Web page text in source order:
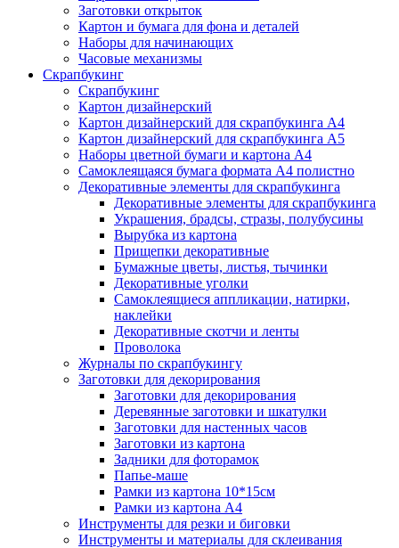
Заготовки открыток
Картон и бумага для фона и деталей
Наборы для начинающих
Часовые механизмы
Скрапбукинг
Скрапбукинг
Картон дизайнерский
Картон дизайнерский для скрапбукинга А4
Картон дизайнерский для скрапбукинга А5
Наборы цветной бумаги и картона А4
Самоклеящаяся бумага формата А4 полистно
Декоративные элементы для скрапбукинга
Декоративные элементы для скрапбукинга
Украшения, брадсы, стразы, полубусины
Вырубка из картона
Прищепки декоративные
Бумажные цветы, листья, тычинки
Декоративные уголки
Самоклеящиеся аппликации, натирки,
наклейки
Декоративные скотчи и ленты
Проволока
Журналы по скрапбукингу
Заготовки для декорирования
Заготовки для декорирования
Деревянные заготовки и шкатулки
Заготовки для настенных часов
Заготовки из картона
Задники для фоторамок
Папье-маше
Рамки из картона 10*15см
Рамки из картона А4
Инструменты для резки и биговки
Инструменты и материалы для склеивания